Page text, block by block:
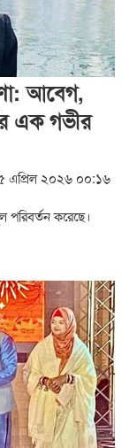
আবেগ,
এক গভীর
এপ্রিল ২০২৬ ০০:১৬
করেছে।